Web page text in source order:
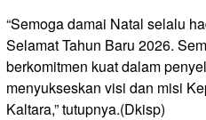
“Semoga damai Natal selalu
Selamat Tahun Baru 2026.
berkomitmen kuat dalam
menyukseskan visi dan misi
Kaltara,” tutupnya.(Dkisp)